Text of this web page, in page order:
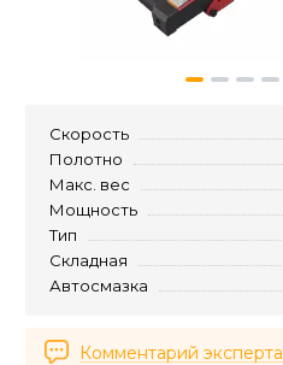
Скорость
Полотно
Макс. вес
Мощность
Тип
Складная
Автосмазка
Комментарий эксперта